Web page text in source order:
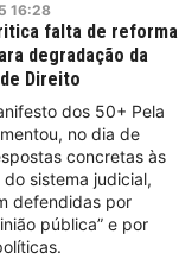
16:28
falta de reforma
degradação da
Direito
dos 50+ Pela
no dia de
concretas às
sistema judicial,
defendidas por
pública” e por